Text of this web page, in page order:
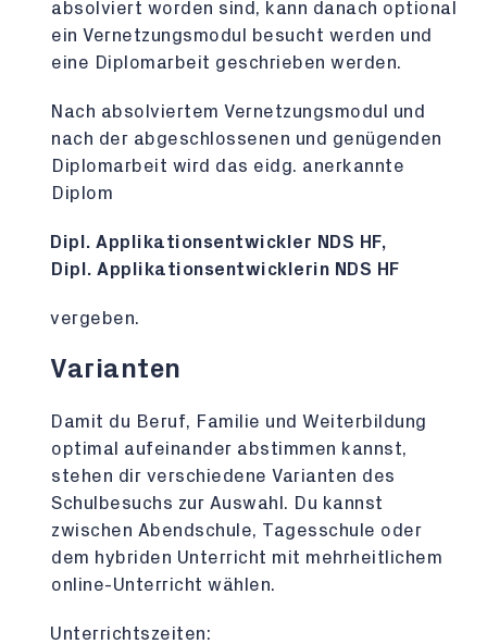
absolviert worden sind, kann danach optional
ein Vernetzungsmodul besucht werden und
eine Diplomarbeit geschrieben werden.
Nach absolviertem Vernetzungsmodul und
nach der abgeschlossenen und genügenden
Diplomarbeit wird das eidg. anerkannte
Diplom
Dipl. Applikationsentwickler NDS HF,
Dipl. Applikationsentwicklerin NDS HF
vergeben.
Varianten
Damit du Beruf, Familie und Weiterbildung
optimal aufeinander abstimmen kannst,
stehen dir verschiedene Varianten des
Schulbesuchs zur Auswahl. Du kannst
zwischen Abendschule, Tagesschule oder
dem hybriden Unterricht mit mehrheitlichem
online-Unterricht wählen.
Unterrichtszeiten: